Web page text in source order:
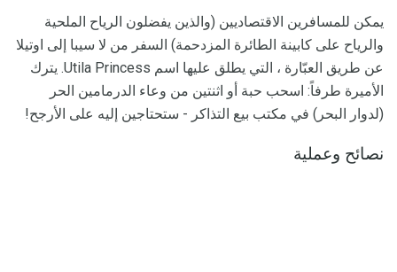
يمكن للمسافرين الاقتصاديين (والذين يفضلون الرياح الملحية
والرياح على كابينة الطائرة المزدحمة) السفر من لا سيبا إلى اوتيلا
عن طريق العبّارة ، التي يطلق عليها اسم Utila Princess. يترك
الأميرة طرفاً: اسحب حبة أو اثنتين من وعاء الدرمامين الحر
(لدوار البحر) في مكتب بيع التذاكر - ستحتاجين إليه على الأرجح!
نصائح وعملية